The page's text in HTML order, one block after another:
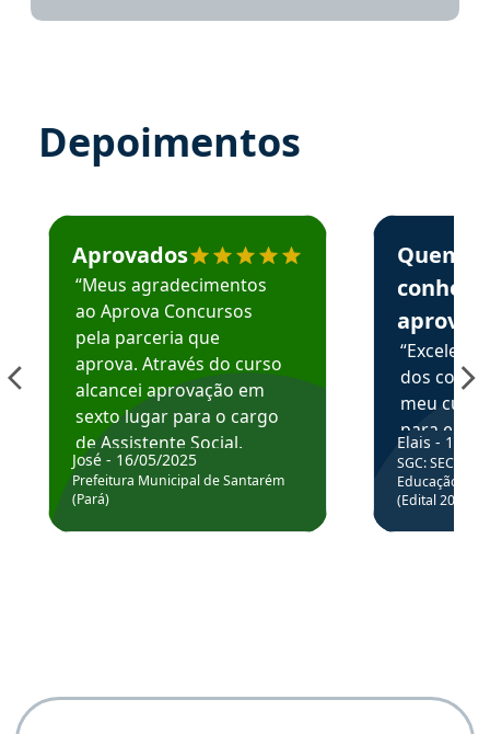
Depoimentos
Estudante José recomenda o Aprova Concursos em
Aprovados
“Meus agradecimentos
ao Aprova Concursos
pela parceria que
aprova. Através do curso
alcancei aprovação em
sexto lugar para o cargo
de Assistente Social.
Hoje estou atuando na
Prefeitura de Santarém.
José - 16/05/2025
Prefeitura Municipal de Santarém
(Pará)
Estudante
Quem
aprova
dos
meu
para
colocar
através
de
Elais - 15/
SGC: SEC BA
Educação
(Edital